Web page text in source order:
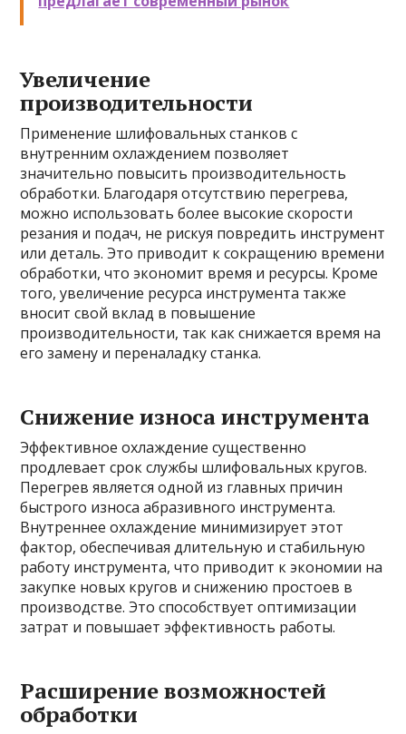
Увеличение
производительности
Применение шлифовальных станков с
внутренним охлаждением позволяет
значительно повысить производительность
обработки. Благодаря отсутствию перегрева,
можно использовать более высокие скорости
резания и подач, не рискуя повредить инструмент
или деталь. Это приводит к сокращению времени
обработки, что экономит время и ресурсы. Кроме
того, увеличение ресурса инструмента также
вносит свой вклад в повышение
производительности, так как снижается время на
его замену и переналадку станка.
Снижение износа инструмента
Эффективное охлаждение существенно
продлевает срок службы шлифовальных кругов.
Перегрев является одной из главных причин
быстрого износа абразивного инструмента.
Внутреннее охлаждение минимизирует этот
фактор, обеспечивая длительную и стабильную
работу инструмента, что приводит к экономии на
закупке новых кругов и снижению простоев в
производстве. Это способствует оптимизации
затрат и повышает эффективность работы.
Расширение возможностей
обработки